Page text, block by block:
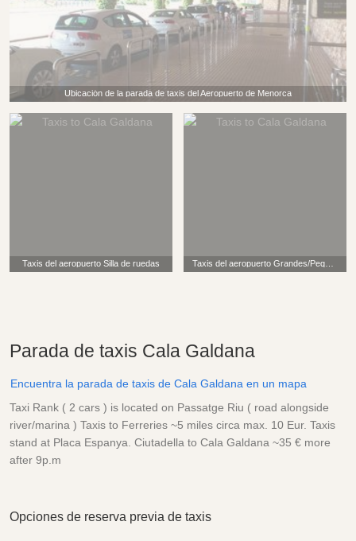
Ubicación de la parada de taxis del Aeropuerto de Menorca
Taxis del aeropuerto Silla de ruedas Taxis del aeropuerto Grandes/Pequeños todavía SOLO 4
Parada de taxis Cala Galdana
Encuentra la parada de taxis de Cala Galdana en un mapa
Taxi Rank ( 2 cars ) is located on Passatge Riu ( road alongside
river/marina ) Taxis to Ferreries ~5 miles circa max. 10 Eur. Taxis
stand at Placa Espanya. Ciutadella to Cala Galdana ~35 € more
after 9p.m
Opciones de reserva previa de taxis